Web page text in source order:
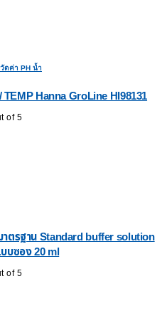
วัดค่า PH น้ำ
TEMP Hanna GroLine HI98131
of 5
ตรฐาน Standard buffer solution
บซอง 20 ml
of 5